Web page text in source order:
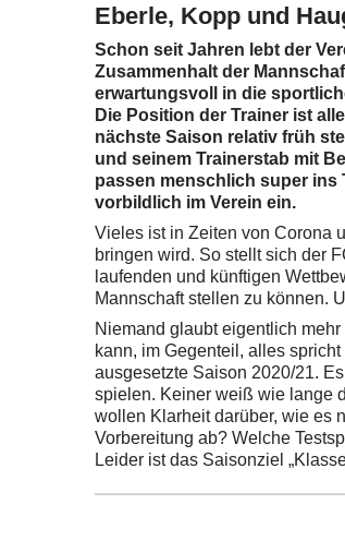
Eberle, Kopp und
Schon seit Jahren lebt der
Zusammenhalt der
erwartungsvoll in die
Die Position der Trainer ist
nächste Saison relativ früh
und seinem Trainerstab mit
passen menschlich super ins
vorbildlich im Verein ein.
Vieles ist in Zeiten von Corona
bringen wird. So stellt sich der
laufenden und künftigen
Mannschaft stellen zu können.
Niemand glaubt eigentlich
kann, im Gegenteil, alles
ausgesetzte Saison 2020/21.
spielen. Keiner weiß wie lange
wollen Klarheit darüber, wie es
Vorbereitung ab? Welche
Leider ist das Saisonziel